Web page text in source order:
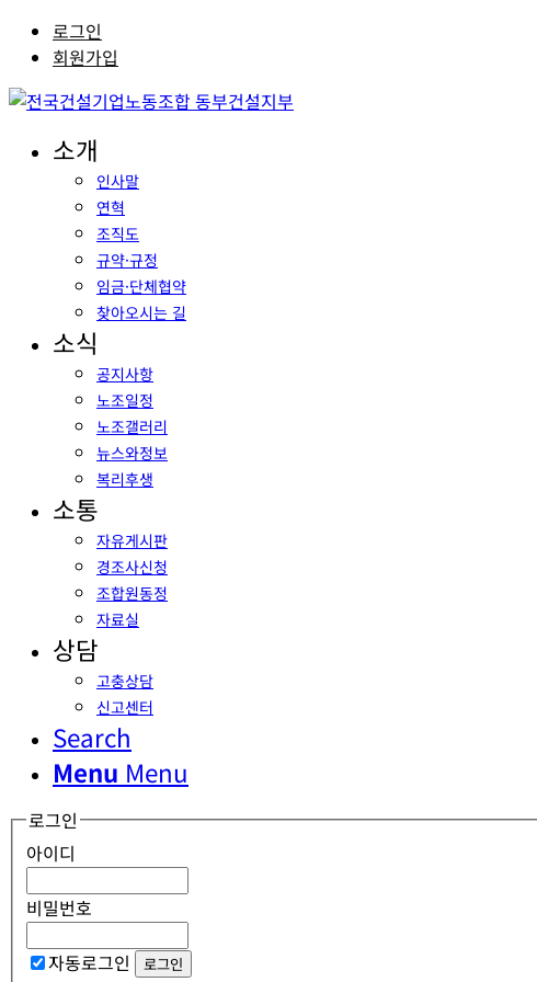
로그인
회원가입
소개
인사말
연혁
조직도
규약·규정
임금·단체협약
찾아오시는 길
소식
공지사항
노조일정
노조갤러리
뉴스와정보
복리후생
소통
자유게시판
경조사신청
조합원동정
자료실
상담
고충상담
신고센터
Search
Menu Menu
로그인
아이디
비밀번호
자동로그인